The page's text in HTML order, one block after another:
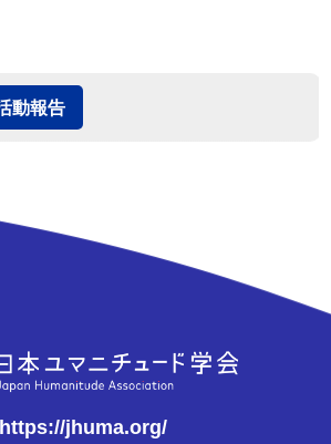
動報告
https://jhuma.org/